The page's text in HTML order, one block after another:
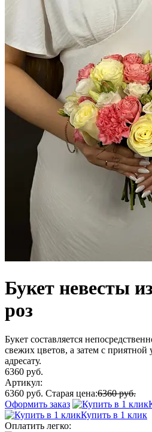
Букет невесты
роз
Букет составляется
свежих цветов, а затем с приятной
адресату.
6360 руб.
Артикул:
6360 руб. Старая цена:6360 руб.
Оформить заказ
Купить в 1 клик
Оплатить легко: